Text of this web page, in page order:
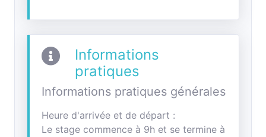
Informations
pratiques
Informations pratiques générales
Heure d'arrivée et de départ :
Le stage commence à 9h et se termine à